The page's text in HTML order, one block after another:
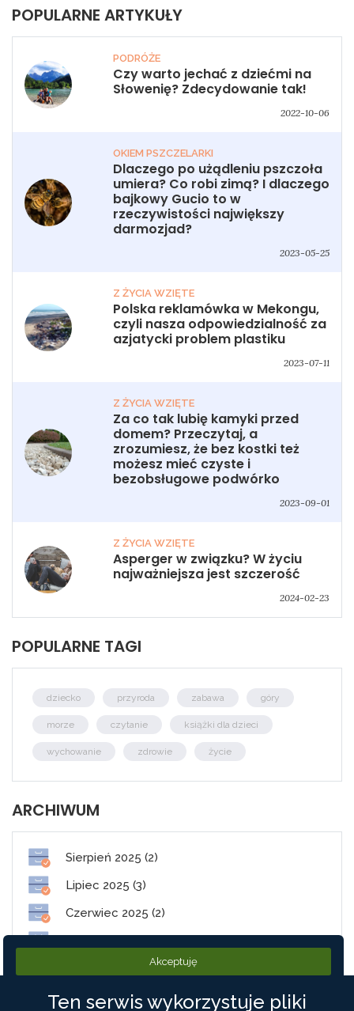
POPULARNE ARTYKUŁY
PODRÓŻE
Czy warto jechać z dziećmi na
Słowenię? Zdecydowanie tak!
2022-10-06
OKIEM PSZCZELARKI
Dlaczego po użądleniu pszczoła
umiera? Co robi zimą? I dlaczego
bajkowy Gucio to w
rzeczywistości największy
darmozjad?
2023-05-25
Z ŻYCIA WZIĘTE
Polska reklamówka w Mekongu,
czyli nasza odpowiedzialność za
azjatycki problem plastiku
2023-07-11
Z ŻYCIA WZIĘTE
Za co tak lubię kamyki przed
domem? Przeczytaj, a
zrozumiesz, że bez kostki też
możesz mieć czyste i
bezobsługowe podwórko
2023-09-01
Z ŻYCIA WZIĘTE
Asperger w związku? W życiu
najważniejsza jest szczerość
2024-02-23
POPULARNE TAGI
dziecko przyroda zabawa góry
morze czytanie książki dla dzieci
wychowanie zdrowie życie
ARCHIWUM
Sierpień 2025 (2)
Lipiec 2025 (3)
Czerwiec 2025 (2)
Styczeń 2025 (2)Akceptuję
Ten serwis wykorzystuje pliki